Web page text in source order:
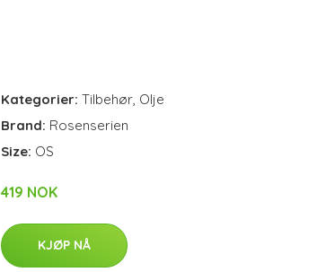
Kategorier: Tilbehør, Olje
Brand: Rosenserien
Size: OS
419 NOK
KJØP NÅ